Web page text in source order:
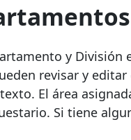
y División
revisar y
El área
Si tiene